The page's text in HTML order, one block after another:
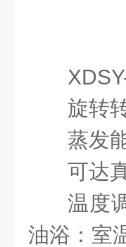
旋转
蒸发
可达
温度
油浴：室